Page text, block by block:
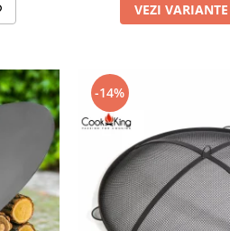
VEZI VARIANTE
-14%